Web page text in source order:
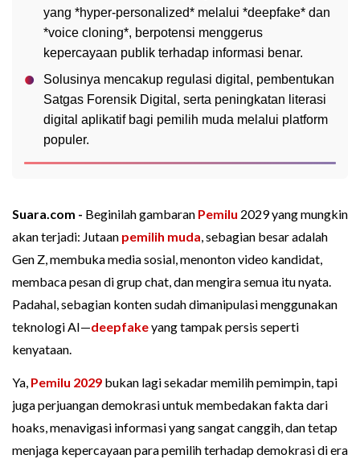
yang *hyper-personalized* melalui *deepfake* dan
*voice cloning*, berpotensi menggerus
kepercayaan publik terhadap informasi benar.
Solusinya mencakup regulasi digital, pembentukan
Satgas Forensik Digital, serta peningkatan literasi
digital aplikatif bagi pemilih muda melalui platform
populer.
Suara.com - Beginilah gambaran Pemilu 2029 yang mungkin
akan terjadi: Jutaan pemilih muda , sebagian besar adalah
Gen Z, membuka media sosial, menonton video kandidat,
membaca pesan di grup chat, dan mengira semua itu nyata.
Padahal, sebagian konten sudah dimanipulasi menggunakan
teknologi AI—deepfakeyang tampak persis seperti
kenyataan.
Ya, Pemilu 2029 bukan lagi sekadar memilih pemimpin, tapi
juga perjuangan demokrasi untuk membedakan fakta dari
hoaks, menavigasi informasi yang sangat canggih, dan tetap
menjaga kepercayaan para pemilih terhadap demokrasi di era